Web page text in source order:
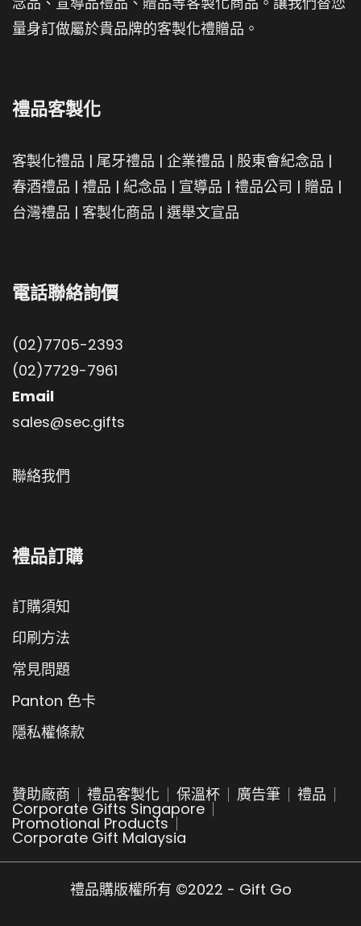
量身訂做屬於貴品牌的客製化禮贈品。
禮品客製化
客製化禮品 | 尾牙禮品 | 企業禮品 | 股東會紀念品 |
春酒禮品 | 禮品 | 紀念品 | 宣導品 | 禮品公司 | 贈品 |
台灣禮品 | 客製化商品 | 選舉文宣品
電話聯絡詢價
(02)7705-2393
(02)7729-7961
Email
sales@sec.gifts
聯絡我們
禮品訂購
訂購須知
印刷方法
常見問題
Panton 色卡
隱私權條款
贊助廠商 禮品客製化 保溫杯 廣告筆 禮品
Corporate Gifts Singapore
Promotional Products
Corporate Gift Malaysia
禮品購版權所有 ©2022 - Gift Go